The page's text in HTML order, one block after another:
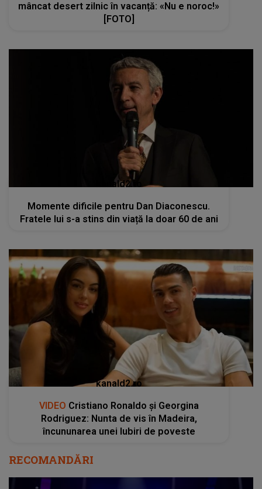
mâncat desert zilnic în vacanță: «Nu e noroc!»
[FOTO]
kanald2.ro
Momente dificile pentru Dan Diaconescu.
Fratele lui s-a stins din viață la doar 60 de ani
kanald2.ro
VIDEO Cristiano Ronaldo și Georgina
Rodriguez: Nunta de vis în Madeira,
încununarea unei Iubiri de poveste
RECOMANDĂRI